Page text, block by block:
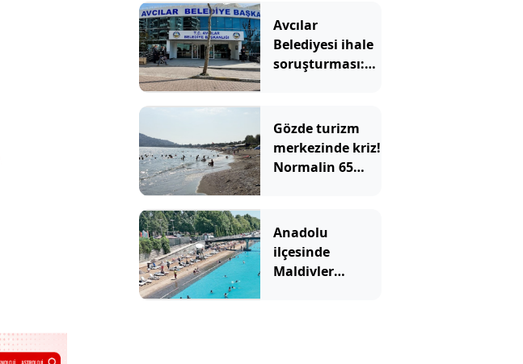
Avcılar
Belediyesi ihale
soruşturması:
edildi
Gözde turizm
merkezinde kriz!
Normalin 65
Anadolu
ilçesinde
Maldivler